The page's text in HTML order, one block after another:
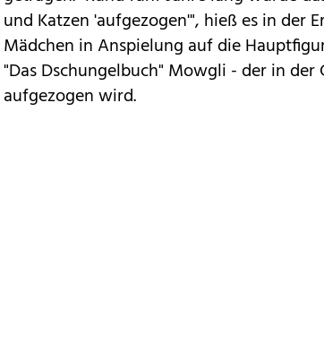
und Katzen 'aufgezogen'", hieß es in der
Mädchen in Anspielung auf die
"Das Dschungelbuch" Mowgli - der in
aufgezogen wird.